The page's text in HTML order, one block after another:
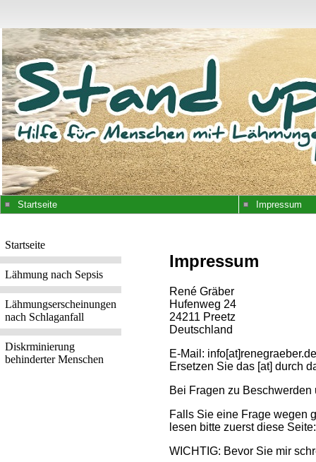
Startseite Impressum
Startseite
Lähmung nach Sepsis
Lähmungserscheinungen
nach Schlaganfall
Diskrminierung
behinderter Menschen
Impressum
René Gräber
Hufenweg 24
24211 Preetz
Deutschland
E-Mail: info[at]renegraeber.de
Ersetzen Sie das [at] durch
Bei Fragen zu
Falls Sie eine Frage wegen
lesen bitte zuerst diese
WICHTIG: Bevor Sie mir